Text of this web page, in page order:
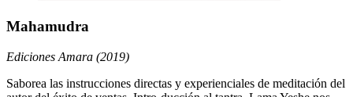
Mahamudra
Ediciones Amara (2019)
Saborea las instrucciones directas y experienciales de meditación del